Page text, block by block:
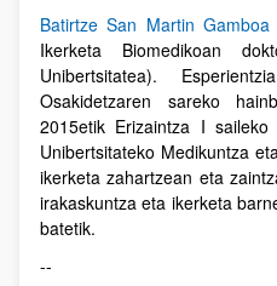
Batirtze San Martin Gamboa
Ikerketa Biomedikoan
Unibertsitatea).
Osakidetzaren sareko
2015etik Erizaintza I
Unibertsitateko Medikuntza
ikerketa zahartzean eta
irakaskuntza eta ikerketa
batetik.
--